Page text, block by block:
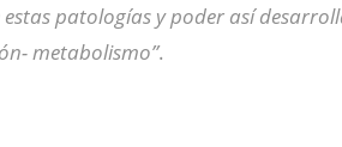
patologías y poder así
metabolismo”.